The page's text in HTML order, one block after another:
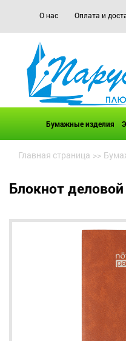
О нас Оплата и
Бумажные изделия
Главная страница >>
Блокнот